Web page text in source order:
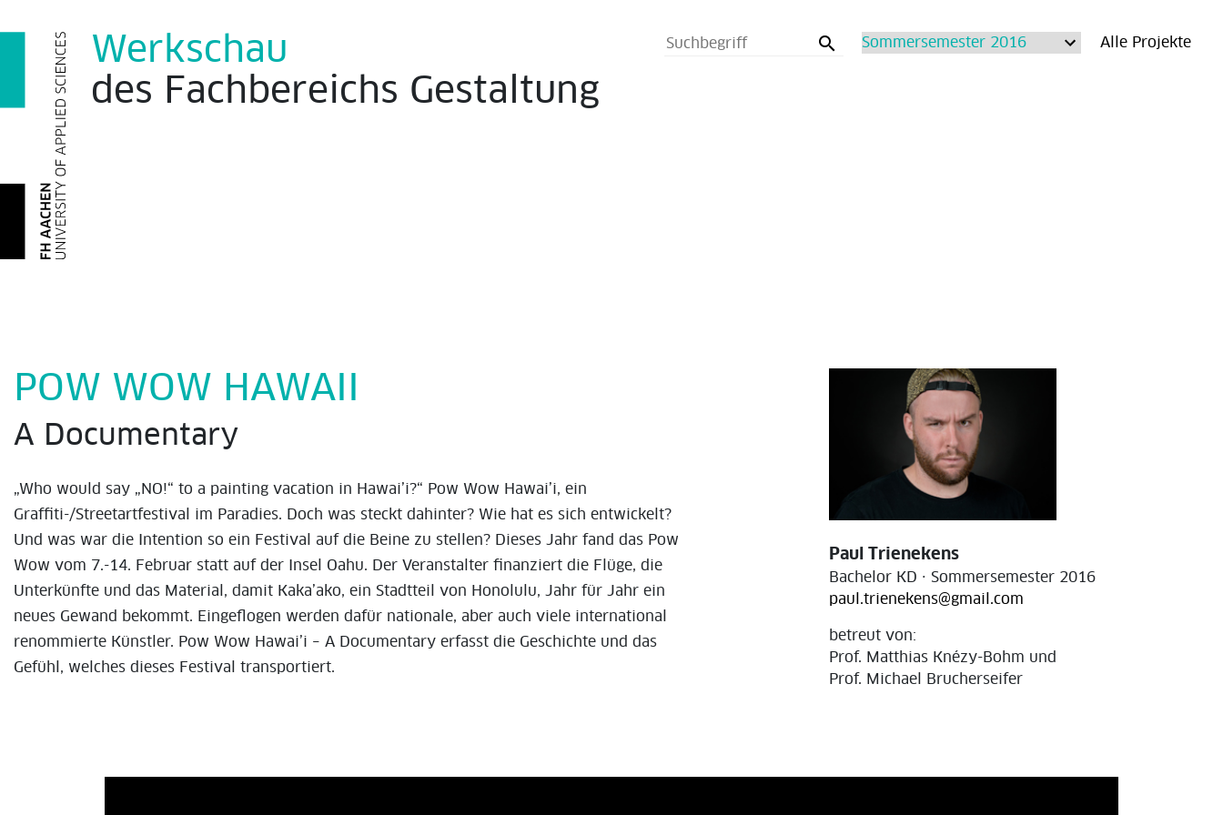
Werkschau
des Fachbereichs Gestaltung
search Alle Projekte
POW WOW HAWAII
A Documentary
„Who would say „NO!“ to a painting vacation in Hawai’i?“ Pow Wow Hawai’i, ein
Graffiti-/Streetartfestival im Paradies. Doch was steckt dahinter? Wie hat es sich entwickelt?
Und was war die Intention so ein Festival auf die Beine zu stellen? Dieses Jahr fand das Pow
Wow vom 7.-14. Februar statt auf der Insel Oahu. Der Veranstalter finanziert die Flüge, die
Unterkünfte und das Material, damit Kaka’ako, ein Stadtteil von Honolulu, Jahr für Jahr ein
neues Gewand bekommt. Eingeflogen werden dafür nationale, aber auch viele international
renommierte Künstler. Pow Wow Hawai’i – A Documentary erfasst die Geschichte und das
Gefühl, welches dieses Festival transportiert.
Paul Trienekens
Bachelor KD · Sommersemester 2016
paul.trienekens@gmail.com
betreut von:
Prof. Matthias Knézy-Bohm und
Prof. Michael Brucherseifer